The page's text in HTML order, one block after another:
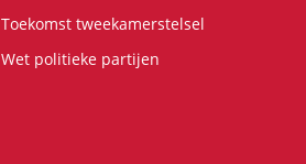
Toekomst tweekamerstelsel
Wet politieke partijen